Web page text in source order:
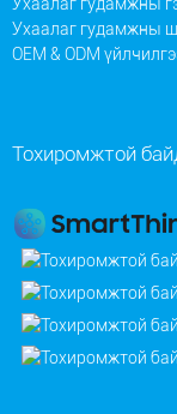
Ухаалаг гудамжны
OEM & ODM
Тохиромжтой